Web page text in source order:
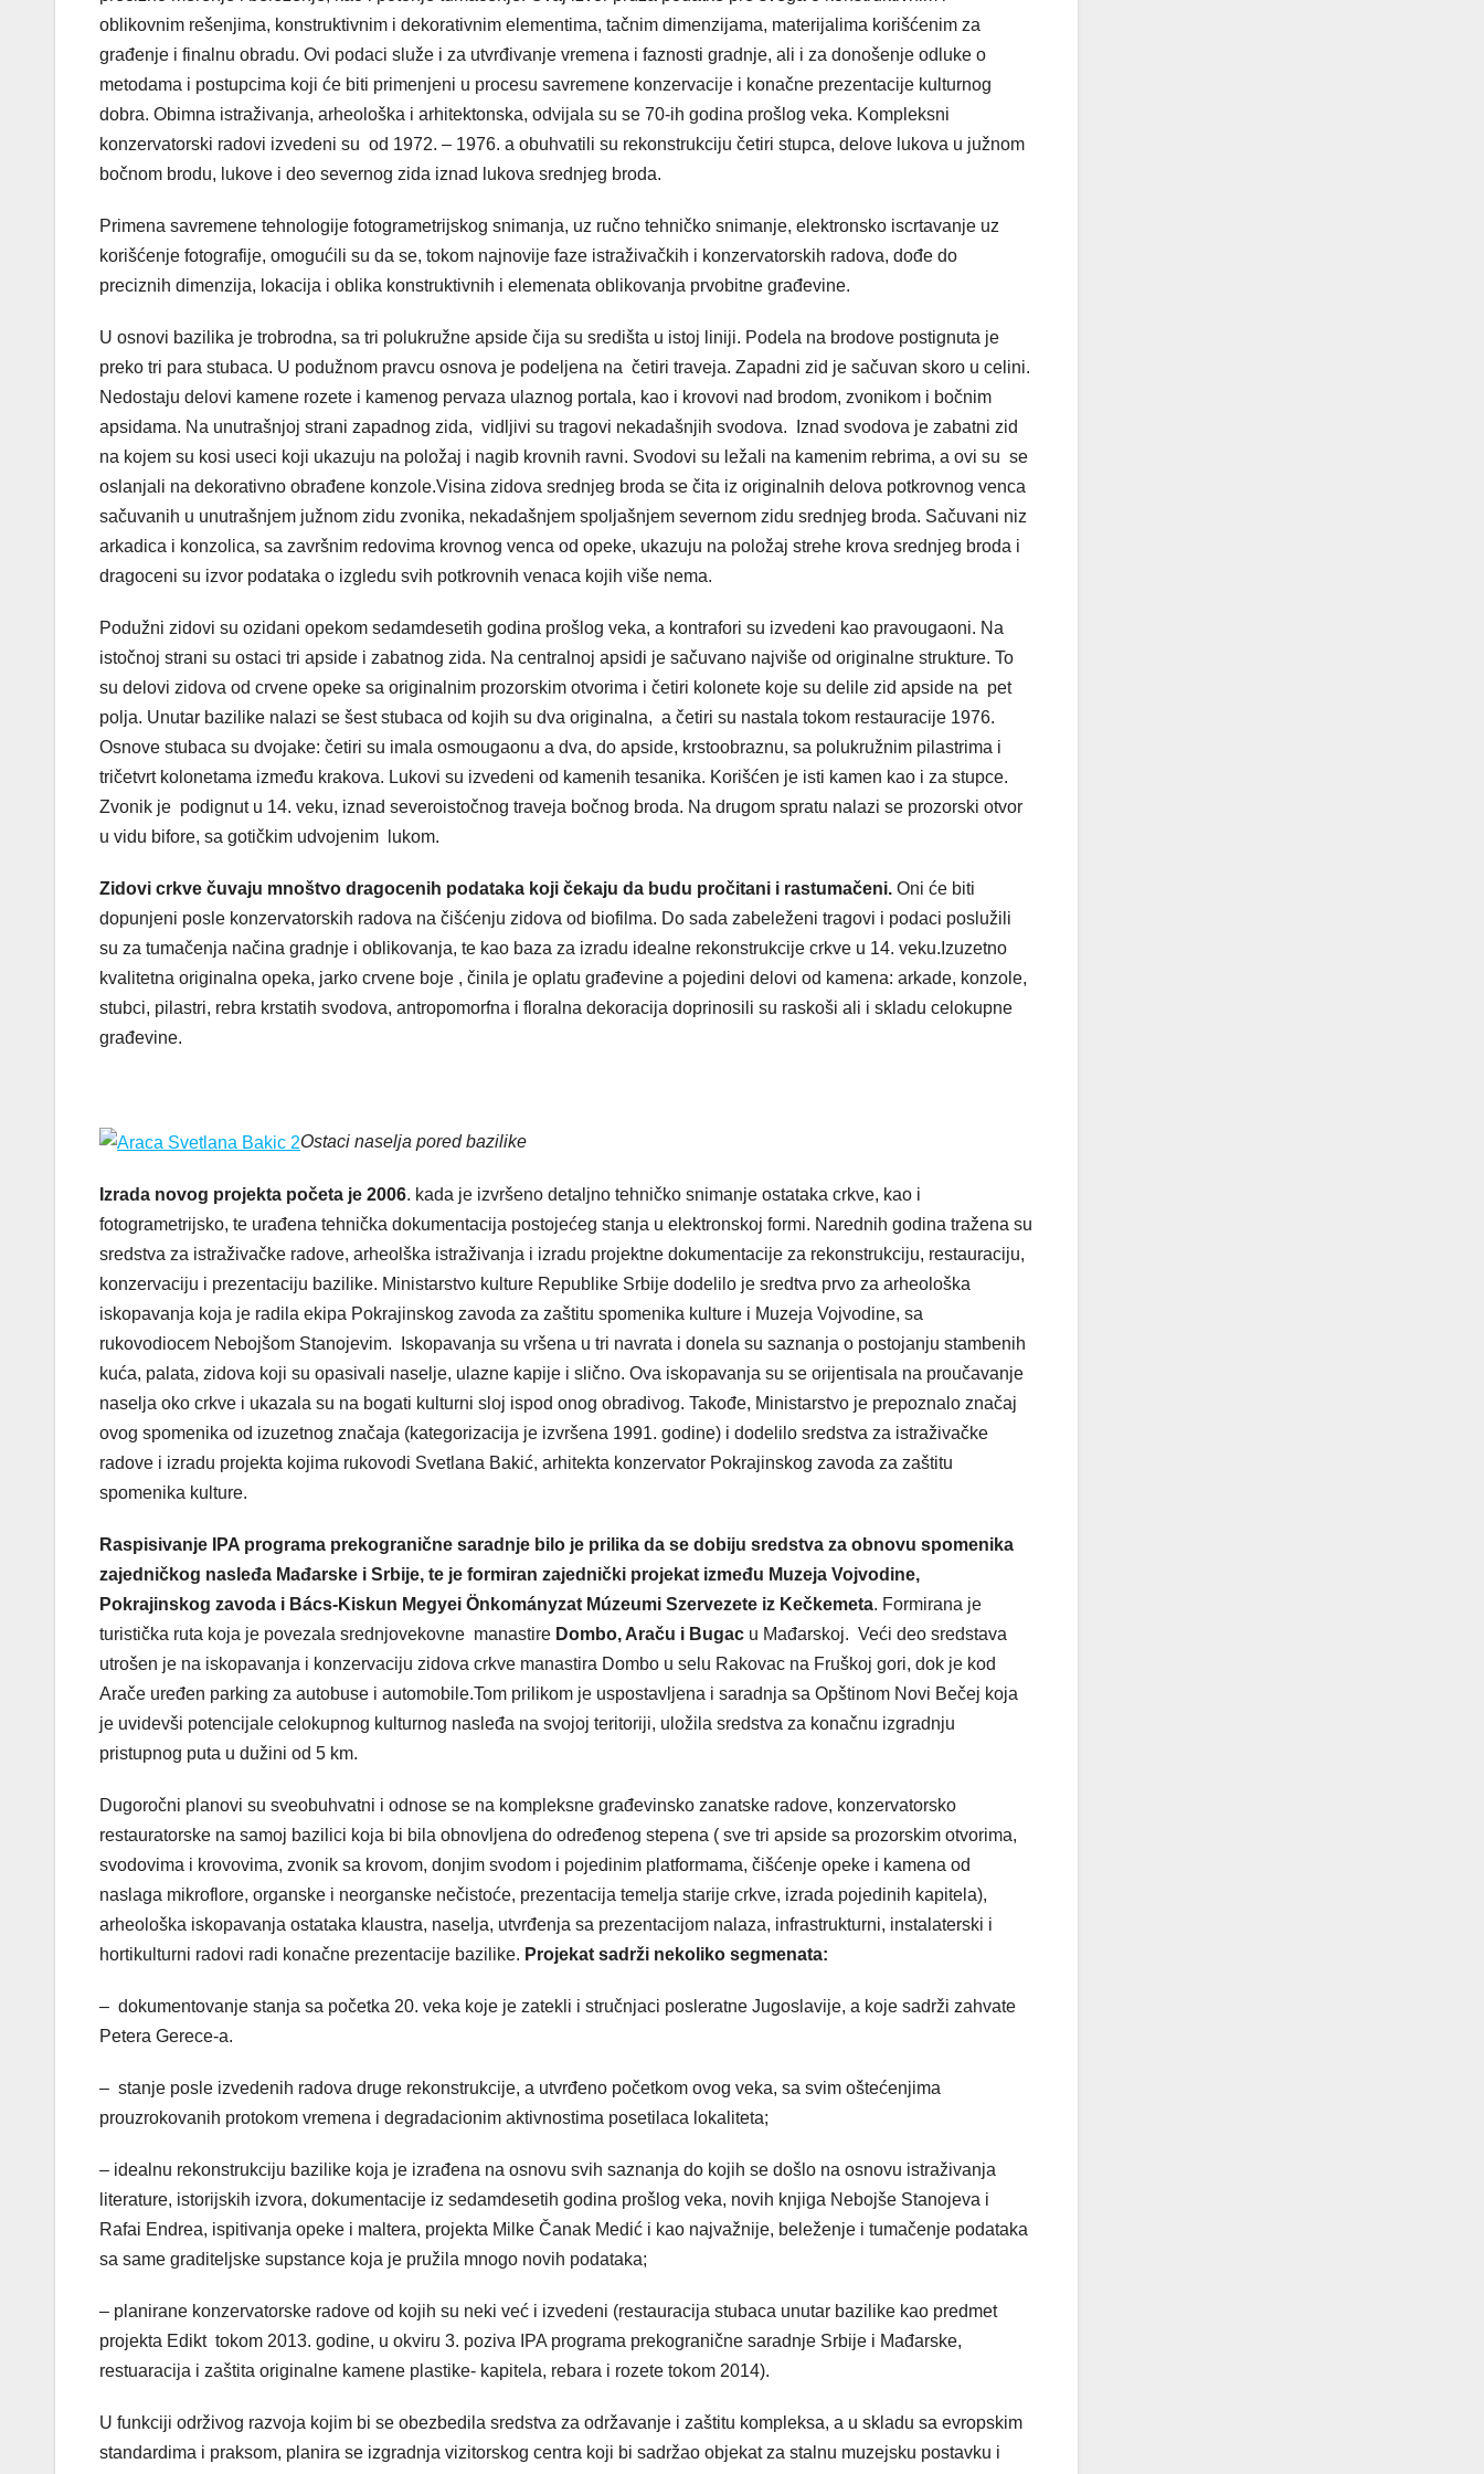
oblikovnim rešenjima, konstruktivnim i dekorativnim elementima, tačnim dimenzijama, materijalima korišćenim za
građenje i finalnu obradu. Ovi podaci služe i za utvrđivanje vremena i faznosti gradnje, ali i za donošenje odluke o
metodama i postupcima koji će biti primenjeni u procesu savremene konzervacije i konačne prezentacije kulturnog
dobra. Obimna istraživanja, arheološka i arhitektonska, odvijala su se 70-ih godina prošlog veka. Kompleksni
konzervatorski radovi izvedeni su od 1972. – 1976. a obuhvatili su rekonstrukciju četiri stupca, delove lukova u južnom
bočnom brodu, lukove i deo severnog zida iznad lukova srednjeg broda.
Primena savremene tehnologije fotogrametrijskog snimanja, uz ručno tehničko snimanje, elektronsko iscrtavanje uz
korišćenje fotografije, omogućili su da se, tokom najnovije faze istraživačkih i konzervatorskih radova, dođe do
preciznih dimenzija, lokacija i oblika konstruktivnih i elemenata oblikovanja prvobitne građevine.
U osnovi bazilika je trobrodna, sa tri polukružne apside čija su središta u istoj liniji. Podela na brodove postignuta je
preko tri para stubaca. U podužnom pravcu osnova je podeljena na četiri traveja. Zapadni zid je sačuvan skoro u celini.
Nedostaju delovi kamene rozete i kamenog pervaza ulaznog portala, kao i krovovi nad brodom, zvonikom i bočnim
apsidama. Na unutrašnjoj strani zapadnog zida, vidljivi su tragovi nekadašnjih svodova. Iznad svodova je zabatni zid
na kojem su kosi useci koji ukazuju na položaj i nagib krovnih ravni. Svodovi su ležali na kamenim rebrima, a ovi su se
oslanjali na dekorativno obrađene konzole.Visina zidova srednjeg broda se čita iz originalnih delova potkrovnog venca
sačuvanih u unutrašnjem južnom zidu zvonika, nekadašnjem spoljašnjem severnom zidu srednjeg broda. Sačuvani niz
arkadica i konzolica, sa završnim redovima krovnog venca od opeke, ukazuju na položaj strehe krova srednjeg broda i
dragoceni su izvor podataka o izgledu svih potkrovnih venaca kojih više nema.
Podužni zidovi su ozidani opekom sedamdesetih godina prošlog veka, a kontrafori su izvedeni kao pravougaoni. Na
istočnoj strani su ostaci tri apside i zabatnog zida. Na centralnoj apsidi je sačuvano najviše od originalne strukture. To
su delovi zidova od crvene opeke sa originalnim prozorskim otvorima i četiri kolonete koje su delile zid apside na pet
polja. Unutar bazilike nalazi se šest stubaca od kojih su dva originalna, a četiri su nastala tokom restauracije 1976.
Osnove stubaca su dvojake: četiri su imala osmougaonu a dva, do apside, krstoobraznu, sa polukružnim pilastrima i
tričetvrt kolonetama između krakova. Lukovi su izvedeni od kamenih tesanika. Korišćen je isti kamen kao i za stupce.
Zvonik je podignut u 14. veku, iznad severoistočnog traveja bočnog broda. Na drugom spratu nalazi se prozorski otvor
u vidu bifore, sa gotičkim udvojenim lukom.
Zidovi crkve čuvaju mnoštvo dragocenih podataka koji čekaju da budu pročitani i rastumačeni. Oni će biti
dopunjeni posle konzervatorskih radova na čišćenju zidova od biofilma. Do sada zabeleženi tragovi i podaci poslužili
su za tumačenja načina gradnje i oblikovanja, te kao baza za izradu idealne rekonstrukcije crkve u 14. veku.Izuzetno
kvalitetna originalna opeka, jarko crvene boje , činila je oplatu građevine a pojedini delovi od kamena: arkade, konzole,
stubci, pilastri, rebra krstatih svodova, antropomorfna i floralna dekoracija doprinosili su raskoši ali i skladu celokupne
građevine.
Ostaci naselja pored bazilike
Izrada novog projekta početa je 2006. kada je izvršeno detaljno tehničko snimanje ostataka crkve, kao i
fotogrametrijsko, te urađena tehnička dokumentacija postojećeg stanja u elektronskoj formi. Narednih godina tražena su
sredstva za istraživačke radove, arheolška istraživanja i izradu projektne dokumentacije za rekonstrukciju, restauraciju,
konzervaciju i prezentaciju bazilike. Ministarstvo kulture Republike Srbije dodelilo je sredtva prvo za arheološka
iskopavanja koja je radila ekipa Pokrajinskog zavoda za zaštitu spomenika kulture i Muzeja Vojvodine, sa
rukovodiocem Nebojšom Stanojevim. Iskopavanja su vršena u tri navrata i donela su saznanja o postojanju stambenih
kuća, palata, zidova koji su opasivali naselje, ulazne kapije i slično. Ova iskopavanja su se orijentisala na proučavanje
naselja oko crkve i ukazala su na bogati kulturni sloj ispod onog obradivog. Takođe, Ministarstvo je prepoznalo značaj
ovog spomenika od izuzetnog značaja (kategorizacija je izvršena 1991. godine) i dodelilo sredstva za istraživačke
radove i izradu projekta kojima rukovodi Svetlana Bakić, arhitekta konzervator Pokrajinskog zavoda za zaštitu
spomenika kulture.
Raspisivanje IPA programa prekogranične saradnje bilo je prilika da se dobiju sredstva za obnovu spomenika
zajedničkog nasleđa Mađarske i Srbije, te je formiran zajednički projekat između Muzeja Vojvodine,
Pokrajinskog zavoda i Bács-Kiskun Megyei Önkományzat Múzeumi Szervezete iz Kečkemeta. Formirana je
turistička ruta koja je povezala srednjovekovne manastire Dombo, Araču i Bugac u Mađarskoj. Veći deo sredstava
utrošen je na iskopavanja i konzervaciju zidova crkve manastira Dombo u selu Rakovac na Fruškoj gori, dok je kod
Arače uređen parking za autobuse i automobile.Tom prilikom je uspostavljena i saradnja sa Opštinom Novi Bečej koja
je uvidevši potencijale celokupnog kulturnog nasleđa na svojoj teritoriji, uložila sredstva za konačnu izgradnju
pristupnog puta u dužini od 5 km.
Dugoročni planovi su sveobuhvatni i odnose se na kompleksne građevinsko zanatske radove, konzervatorsko
restauratorske na samoj bazilici koja bi bila obnovljena do određenog stepena ( sve tri apside sa prozorskim otvorima,
svodovima i krovovima, zvonik sa krovom, donjim svodom i pojedinim platformama, čišćenje opeke i kamena od
naslaga mikroflore, organske i neorganske nečistoće, prezentacija temelja starije crkve, izrada pojedinih kapitela),
arheološka iskopavanja ostataka klaustra, naselja, utvrđenja sa prezentacijom nalaza, infrastrukturni, instalaterski i
hortikulturni radovi radi konačne prezentacije bazilike. Projekat sadrži nekoliko segmenata:
– dokumentovanje stanja sa početka 20. veka koje je zatekli i stručnjaci posleratne Jugoslavije, a koje sadrži zahvate
Petera Gerece-a.
– stanje posle izvedenih radova druge rekonstrukcije, a utvrđeno početkom ovog veka, sa svim oštećenjima
prouzrokovanih protokom vremena i degradacionim aktivnostima posetilaca lokaliteta;
– idealnu rekonstrukciju bazilike koja je izrađena na osnovu svih saznanja do kojih se došlo na osnovu istraživanja
literature, istorijskih izvora, dokumentacije iz sedamdesetih godina prošlog veka, novih knjiga Nebojše Stanojeva i
Rafai Endrea, ispitivanja opeke i maltera, projekta Milke Čanak Medić i kao najvažnije, beleženje i tumačenje podataka
sa same graditeljske supstance koja je pružila mnogo novih podataka;
– planirane konzervatorske radove od kojih su neki već i izvedeni (restauracija stubaca unutar bazilike kao predmet
projekta Edikt tokom 2013. godine, u okviru 3. poziva IPA programa prekogranične saradnje Srbije i Mađarske,
restuaracija i zaštita originalne kamene plastike- kapitela, rebara i rozete tokom 2014).
U funkciji održivog razvoja kojim bi se obezbedila sredstva za održavanje i zaštitu kompleksa, a u skladu sa evropskim
standardima i praksom, planira se izgradnja vizitorskog centra koji bi sadržao objekat za stalnu muzejsku postavku i